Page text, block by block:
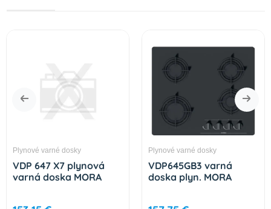
Plynové varné dosky
VDP 647 X7 plynová
varná doska MORA
Plynové varné dosky
VDP645GB3 varná
doska plyn. MORA